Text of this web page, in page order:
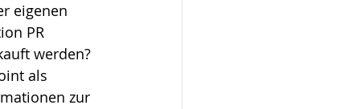
eigenen
PR
werden?
als
zur